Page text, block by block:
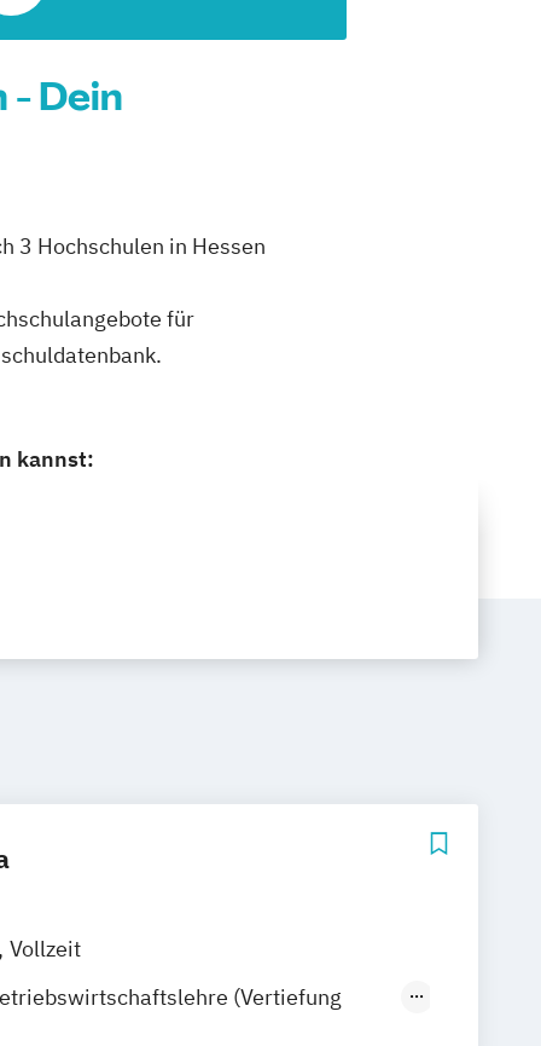
Dein
3 Hochschulen in Hessen
für
kannst:
Vollzeit
(Vertiefung